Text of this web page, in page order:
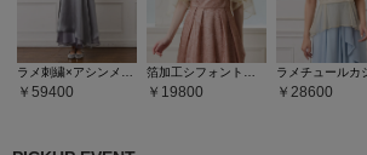
59400 19800 28600